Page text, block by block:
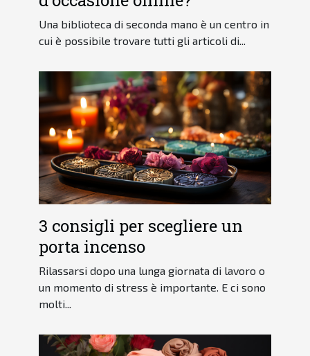
Una biblioteca di seconda mano è un centro in
cui è possibile trovare tutti gli articoli di...
3 consigli per scegliere un
porta incenso
Rilassarsi dopo una lunga giornata di lavoro o
un momento di stress è importante. E ci sono
molti...